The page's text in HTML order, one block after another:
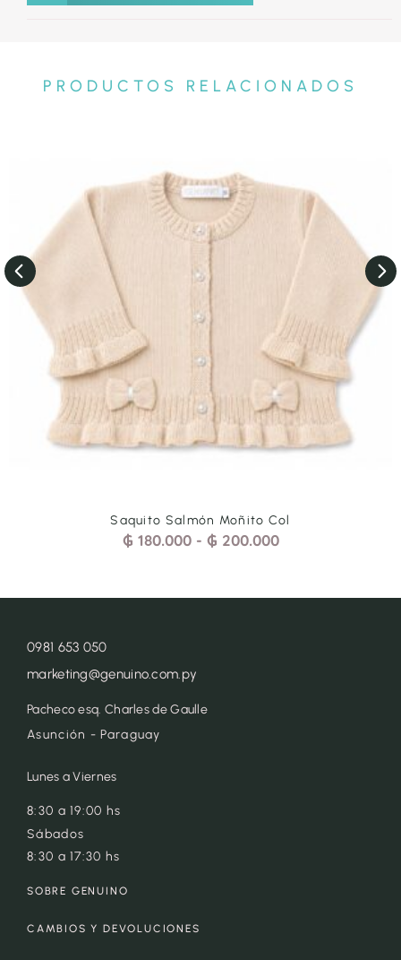
PRODUCTOS RELACIONADOS
Saquito Espiguita Rojo
₲180.000
0981 653 050
marketing@genuino.com.py
Pacheco esq. Charles de Gaulle
Asunción - Paraguay
Lunes a Viernes
8:30 a 19:00 hs
Sábados
8:30 a 17:30 hs
SOBRE GENUINO
CAMBIOS Y DEVOLUCIONES